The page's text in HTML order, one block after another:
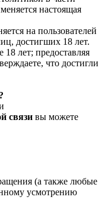
настоящая
на пользователей
достигших 18 лет.
лет; предоставляя
что достигли
связи вы можете
(а также любые
усмотрению